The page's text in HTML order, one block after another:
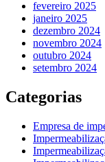
fevereiro 2025
janeiro 2025
dezembro 2024
novembro 2024
outubro 2024
setembro 2024
Categorias
Empresa de